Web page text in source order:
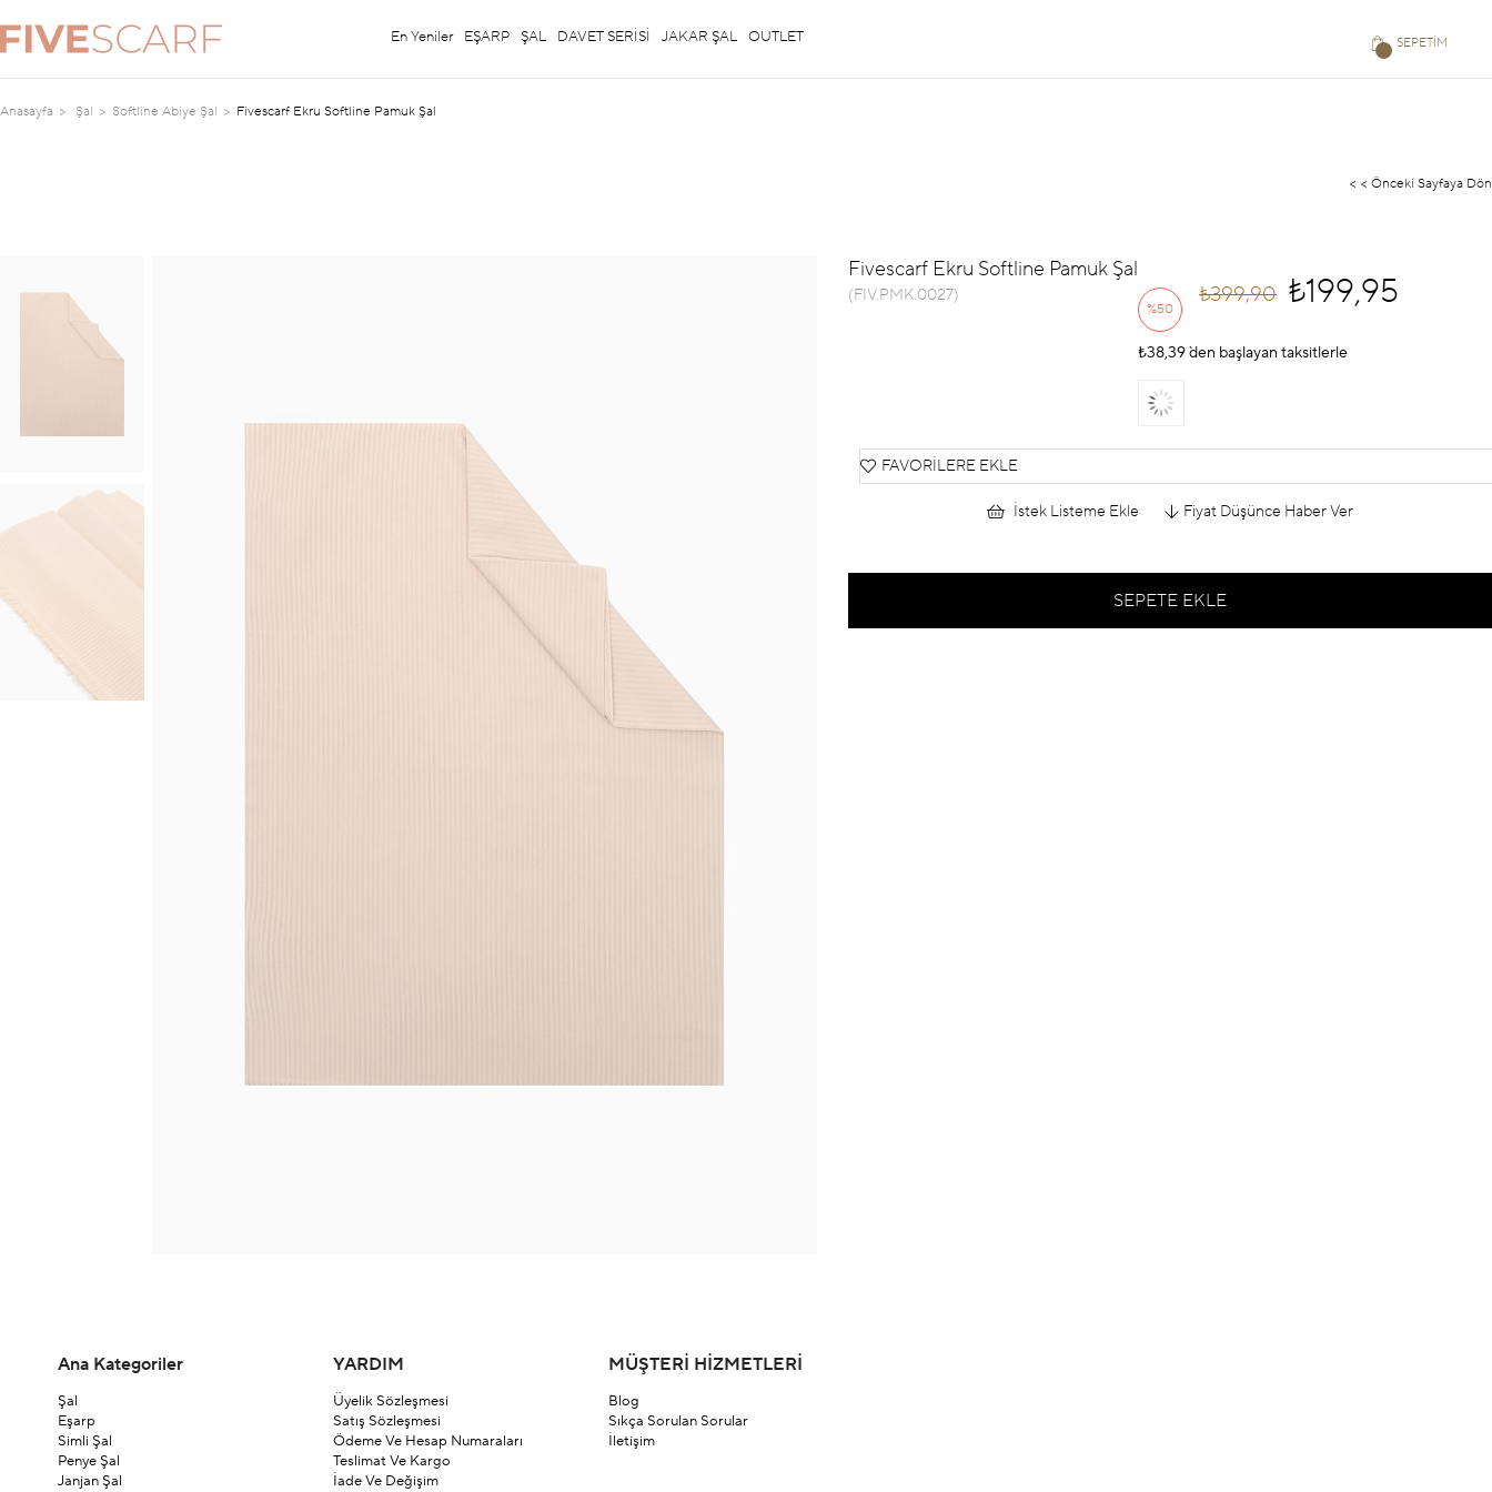
SEPETIM
En Yeniler EŞARP ŞAL DAVET SERİSİ JAKAR ŞAL OUTLET
Anasayfa Şal Softline Abiye Şal Fivescarf Ekru Softline Pamuk Şal
< < Önceki Sayfaya Dön
Fivescarf Ekru Softline Pamuk Şal
(FIV.PMK.0027)
%50
İndirim
₺399,90 ₺199,95
₺38,39`den başlayan taksitlerle
FAVORILERE EKLE
İstek Listeme Ekle Fiyat Düşünce Haber Ver
Ana Kategoriler
Şal
Eşarp
Simli Şal
Penye Şal
Janjan Şal
YARDIM
Üyelik Sözleşmesi
Satış Sözleşmesi
Ödeme Ve Hesap Numaraları
Teslimat Ve Kargo
İade Ve Değişim
MÜŞTERİ HİZMETLERİ
Blog
Sıkça Sorulan Sorular
İletişim